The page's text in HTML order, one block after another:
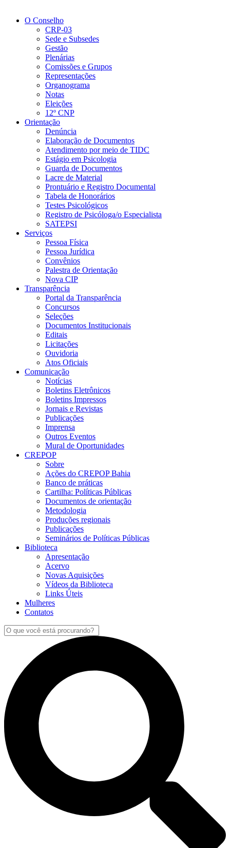
O Conselho
CRP-03
Sede e Subsedes
Gestão
Plenárias
Comissões e Grupos
Representações
Organograma
Notas
Eleições
12º CNP
Orientação
Denúncia
Elaboração de Documentos
Atendimento por meio de TIDC
Estágio em Psicologia
Guarda de Documentos
Lacre de Material
Prontuário e Registro Documental
Tabela de Honorários
Testes Psicológicos
Registro de Psicóloga/o Especialista
SATEPSI
Serviços
Pessoa Física
Pessoa Jurídica
Convênios
Palestra de Orientação
Nova CIP
Transparência
Portal da Transparência
Concursos
Seleções
Documentos Institucionais
Editais
Licitações
Ouvidoria
Atos Oficiais
Comunicação
Notícias
Boletins Eletrônicos
Boletins Impressos
Jornais e Revistas
Publicações
Imprensa
Outros Eventos
Mural de Oportunidades
CREPOP
Sobre
Ações do CREPOP Bahia
Banco de práticas
Cartilha: Políticas Públicas
Documentos de orientação
Metodologia
Produções regionais
Publicações
Seminários de Políticas Públicas
Biblioteca
Apresentação
Acervo
Novas Aquisições
Vídeos da Biblioteca
Links Úteis
Mulheres
Contatos